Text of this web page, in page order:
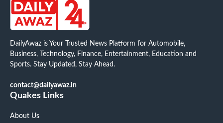
DailyAwaz is Your Trusted News Platform for Automobile,
Business, Technology, Finance, Entertainment, Education and
Sports. Stay Updated, Stay Ahead.
contact@dailyawaz.in
Quakes Links
About Us